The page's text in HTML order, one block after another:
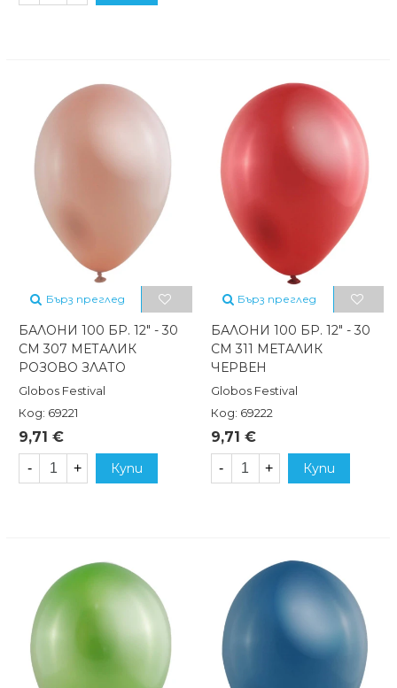
Бърз преглед
БАЛОНИ 100 БР. 12" - 30
СМ 307 МЕТАЛИК
РОЗОВО ЗЛАТО
Globos Festival
Код: 69221
9,71 €
- + Купи
Бърз преглед
БАЛОНИ 100 БР. 12" - 30
СМ 311 МЕТАЛИК
ЧЕРВЕН
Globos Festival
Код: 69222
9,71 €
- + Купи